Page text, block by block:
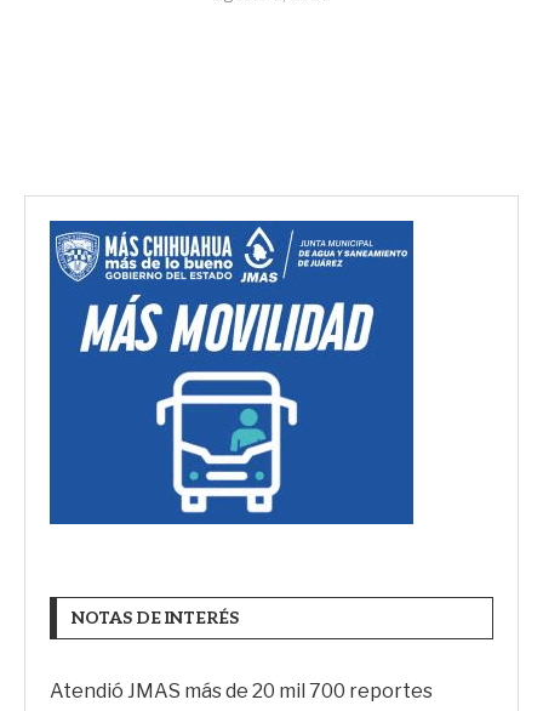
NOTAS DE INTERÉS
Atendió JMAS más de 20 mil 700 reportes